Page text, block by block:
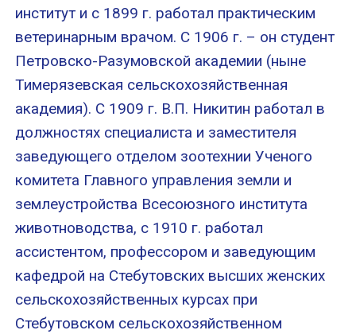
институт и с 1899 г. работал практическим
ветеринарным врачом. С 1906 г. – он студент
Петровско-Разумовской академии (ныне
Тимерязевская сельскохозяйственная
академия). С 1909 г. В.П. Никитин работал в
должностях специалиста и заместителя
заведующего отделом зоотехнии Ученого
комитета Главного управления земли и
землеустройства Всесоюзного института
животноводства, с 1910 г. работал
ассистентом, профессором и заведующим
кафедрой на Стебутовских высших женских
сельскохозяйственных курсах при
Стебутовском сельскохозяйственном